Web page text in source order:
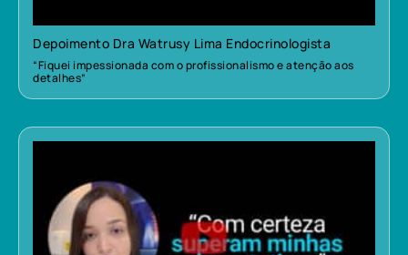
Depoimento Dra Watrusy Lima Endocrinologista
“Fiquei impessionada com o profissionalismo e atenção aos
detalhes”